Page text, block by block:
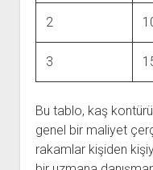
2
3
Bu tablo, kaş
genel bir maliyet
rakamlar kişiden